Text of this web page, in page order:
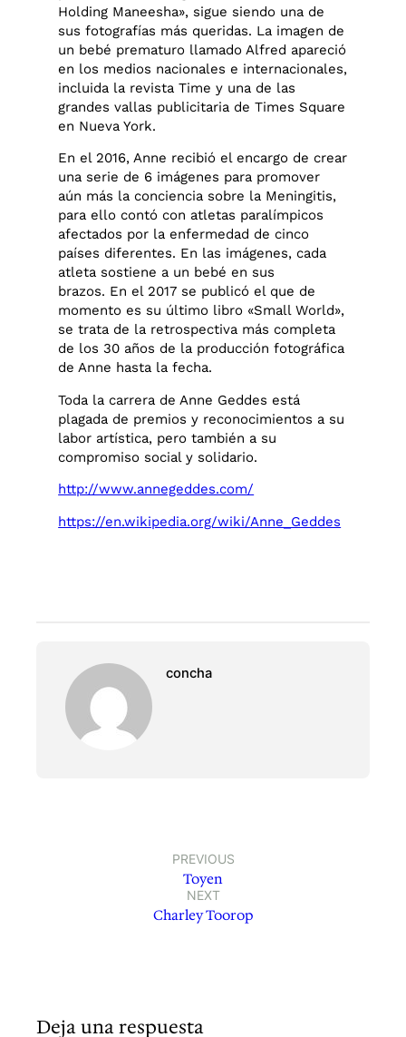
Holding Maneesha», sigue siendo una de
sus fotografías más queridas. La imagen de
un bebé prematuro llamado Alfred apareció
en los medios nacionales e internacionales,
incluida la revista Time y una de las
grandes vallas publicitaria de Times Square
en Nueva York.
En el 2016, Anne recibió el encargo de crear
una serie de 6 imágenes para promover
aún más la conciencia sobre la Meningitis,
para ello contó con atletas paralímpicos
afectados por la enfermedad de cinco
países diferentes. En las imágenes, cada
atleta sostiene a un bebé en sus
brazos. En el 2017 se publicó el que de
momento es su último libro «Small World»,
se trata de la retrospectiva más completa
de los 30 años de la producción fotográfica
de Anne hasta la fecha.
Toda la carrera de Anne Geddes está
plagada de premios y reconocimientos a su
labor artística, pero también a su
compromiso social y solidario.
http://www.annegeddes.com/
https://en.wikipedia.org/wiki/Anne_Geddes
concha
PREVIOUS
Toyen
NEXT
Charley Toorop
Deja una respuesta